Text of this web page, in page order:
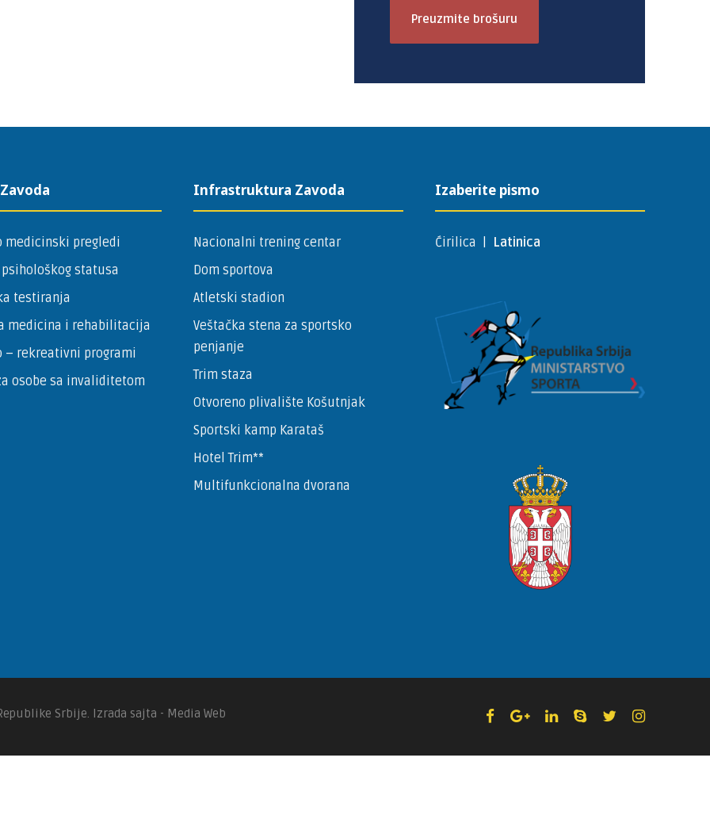
Preuzmite brošuru
medicinski pregledi
statusa
testiranja
medicina i rehabilitacija
– ­rekreativni programi
osobe sa invaliditetom
Infrastruktura Zavoda
Nacionalni trening centar
Dom sportova
Atletski stadion
Veštačka stena za sportsko
penjanje
Trim staza
Otvoreno plivalište Košutnjak
Sportski kamp Karataš
Hotel Trim**
Multifunkcionalna dvorana
Izaberite pismo
Ćirilica Latinica
Srbije. Izrada sajta - Media Web